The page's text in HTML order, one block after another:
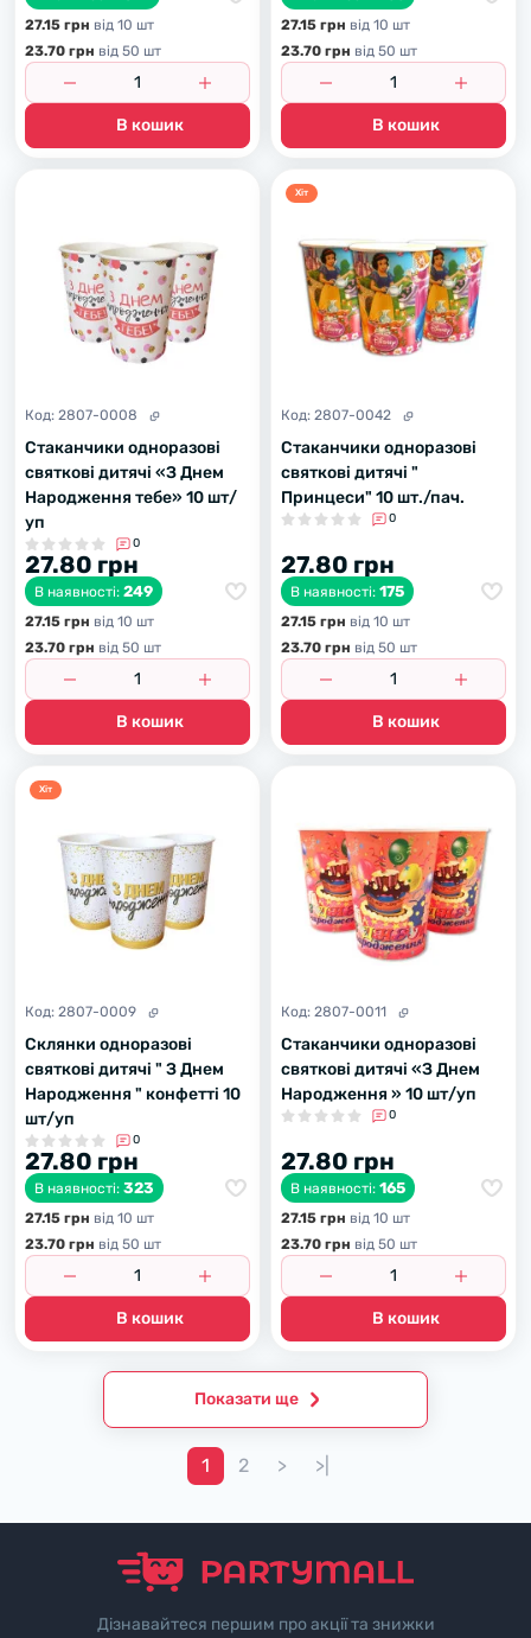
27.15 грн вiд 10 шт
23.70 грн вiд 50 шт
В кошик
27.15 грн вiд 10 шт
23.70 грн вiд 50 шт
В кошик
Код: 2807-0008
Стаканчики одноразові
святкові дитячі «З Днем
Народження тебе» 10 шт/
уп
0
27.80 грн
В наявності: 249
27.15 грн вiд 10 шт
23.70 грн вiд 50 шт
В кошик
Хiт
Код: 2807-0042
Стаканчики одноразові
святкові дитячі "
Принцеси" 10 шт./пач.
0
27.80 грн
В наявності: 175
27.15 грн вiд 10 шт
23.70 грн вiд 50 шт
В кошик
Хiт
Код: 2807-0009
Склянки одноразові
святкові дитячі " З Днем
Народження " конфетті 10
шт/уп
0
27.80 грн
В наявності: 323
27.15 грн вiд 10 шт
23.70 грн вiд 50 шт
В кошик
Код: 2807-0011
Стаканчики одноразові
святкові дитячі «З Днем
Народження » 10 шт/уп
0
27.80 грн
В наявності: 165
27.15 грн вiд 10 шт
23.70 грн вiд 50 шт
В кошик
Показати ще
1 2 > >|
Дізнавайтеся першим про акції та знижки